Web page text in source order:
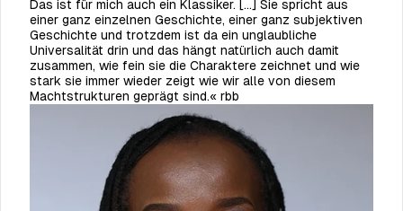
Das ist für mich auch ein Klassiker. [...] Sie spricht aus
einer ganz einzelnen Geschichte, einer ganz subjektiven
Geschichte und trotzdem ist da ein unglaubliche
Universalität drin und das hängt natürlich auch damit
zusammen, wie fein sie die Charaktere zeichnet und wie
stark sie immer wieder zeigt wie wir alle von diesem
Machtstrukturen geprägt sind.« rbb